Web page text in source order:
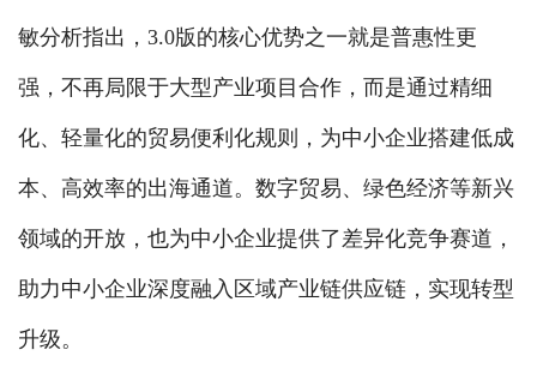
敏分析指出，3.0版的核心优势之一就是普惠性更
强，不再局限于大型产业项目合作，而是通过精细
化、轻量化的贸易便利化规则，为中小企业搭建低成
本、高效率的出海通道。数字贸易、绿色经济等新兴
领域的开放，也为中小企业提供了差异化竞争赛道，
助力中小企业深度融入区域产业链供应链，实现转型
升级。